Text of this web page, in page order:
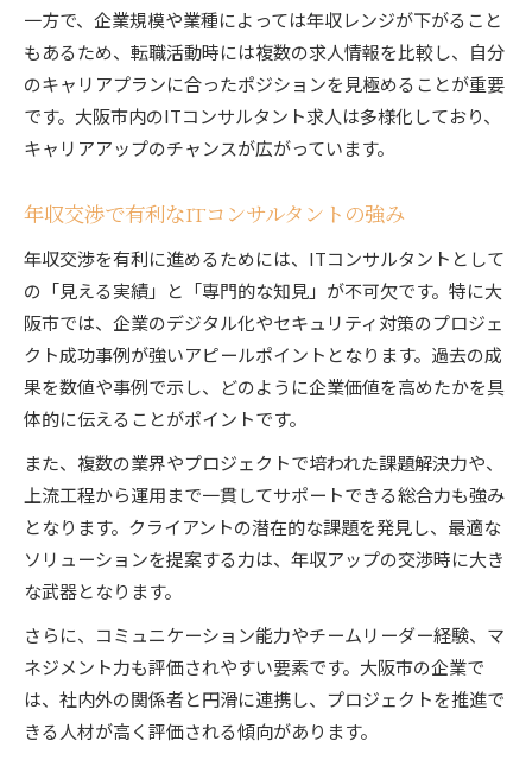
一方で、企業規模や業種によっては年収レンジが下がること
もあるため、転職活動時には複数の求人情報を比較し、自分
のキャリアプランに合ったポジションを見極めることが重要
です。大阪市内のITコンサルタント求人は多様化しており、
キャリアアップのチャンスが広がっています。
年収交渉で有利なITコンサルタントの強み
年収交渉を有利に進めるためには、ITコンサルタントとして
の「見える実績」と「専門的な知見」が不可欠です。特に大
阪市では、企業のデジタル化やセキュリティ対策のプロジェ
クト成功事例が強いアピールポイントとなります。過去の成
果を数値や事例で示し、どのように企業価値を高めたかを具
体的に伝えることがポイントです。
また、複数の業界やプロジェクトで培われた課題解決力や、
上流工程から運用まで一貫してサポートできる総合力も強み
となります。クライアントの潜在的な課題を発見し、最適な
ソリューションを提案する力は、年収アップの交渉時に大き
な武器となります。
さらに、コミュニケーション能力やチームリーダー経験、マ
ネジメント力も評価されやすい要素です。大阪市の企業で
は、社内外の関係者と円滑に連携し、プロジェクトを推進で
きる人材が高く評価される傾向があります。